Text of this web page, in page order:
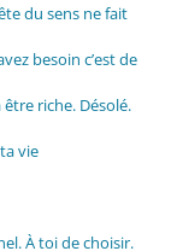
du sens ne fait
besoin c’est de
être riche. Désolé.
vie
À toi de choisir.